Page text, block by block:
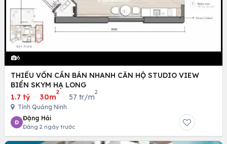
6
THIẾU VỐN CẦN BÁN NHANH CĂN HỘ STUDIO VIEW
BIỂN SKYM HẠ LONG
1.7 tỷ · 30m
2
· 57 tr/m
2
Tỉnh Quảng Ninh
Đ
Đặng Hải
Đăng 2 ngày trước